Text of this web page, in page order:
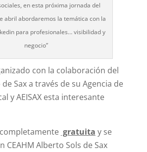
en esta próxima jornada del
abril abordaremos la temática con la
para profesionales… visibilidad y
negocio”
con la colaboración del
Sax a través de su Agencia de
y AEISAX esta interesante
gratuita y se
CEAHM Alberto Sols de Sax